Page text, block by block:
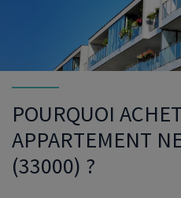
POURQUOI
APPARTEMENT
(33000) ?